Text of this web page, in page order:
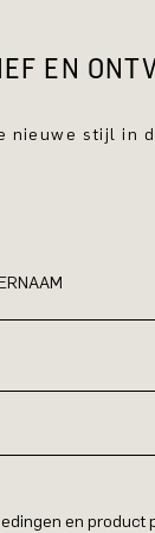
EN
stijl in
en product